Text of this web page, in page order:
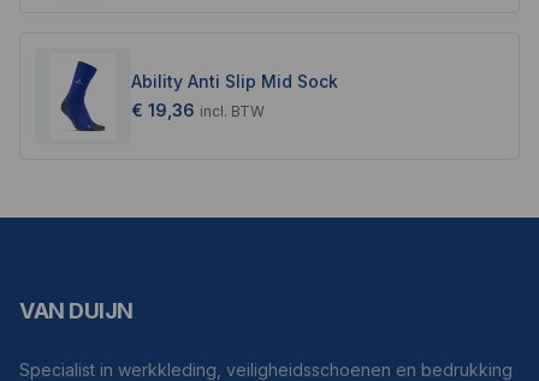
Ability Anti Slip Mid Sock
€ 19,36 incl. BTW
VAN DUIJN
Specialist in werkkleding, veiligheidsschoenen en bedrukking